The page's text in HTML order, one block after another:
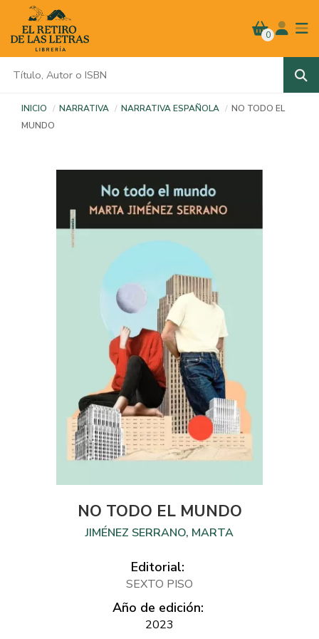
0
INICIO NARRATIVA NARRATIVA ESPAÑOLA
NO TODO EL
MUNDO
NO TODO EL MUNDO
JIMÉNEZ SERRANO, MARTA
Editorial:
SEXTO PISO
Año de edición:
2023